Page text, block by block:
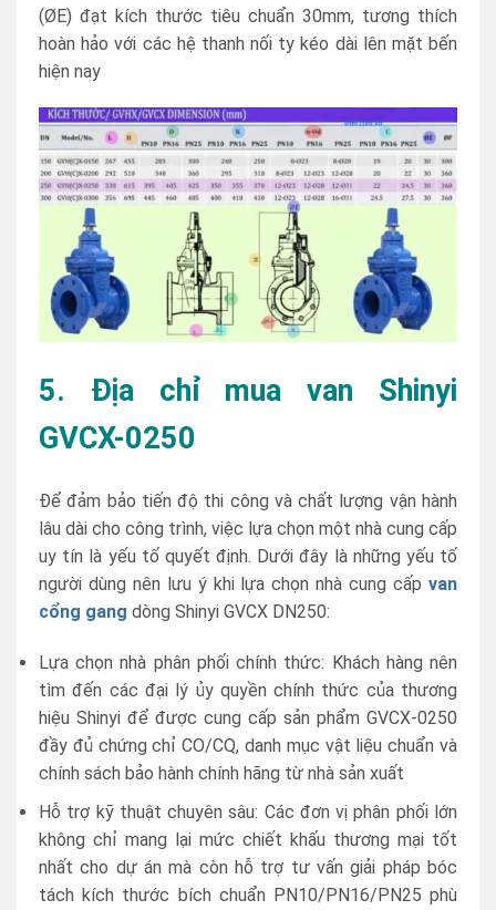
(ØE) đạt kích thước tiêu chuẩn 30mm, tương thích
hoàn hảo với các hệ thanh nối ty kéo dài lên mặt bến
hiện nay
5. Địa chỉ mua van Shinyi
GVCX-0250
Để đảm bảo tiến độ thi công và chất lượng vận hành
lâu dài cho công trình, việc lựa chọn một nhà cung cấp
uy tín là yếu tố quyết định. Dưới đây là những yếu tố
người dùng nên lưu ý khi lựa chọn nhà cung cấp van
cổng gang dòng Shinyi GVCX DN250:
Lựa chọn nhà phân phối chính thức: Khách hàng nên
tìm đến các đại lý ủy quyền chính thức của thương
hiệu Shinyi để được cung cấp sản phẩm GVCX-0250
đầy đủ chứng chỉ CO/CQ, danh mục vật liệu chuẩn và
chính sách bảo hành chính hãng từ nhà sản xuất
Hỗ trợ kỹ thuật chuyên sâu: Các đơn vị phân phối lớn
không chỉ mang lại mức chiết khấu thương mại tốt
nhất cho dự án mà còn hỗ trợ tư vấn giải pháp bóc
tách kích thước bích chuẩn PN10/PN16/PN25 phù